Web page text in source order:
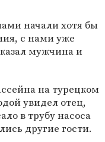
начали хотя бы
с нами уже
мужчина и
на турецком
увидел отец,
в трубу насоса
другие гости.